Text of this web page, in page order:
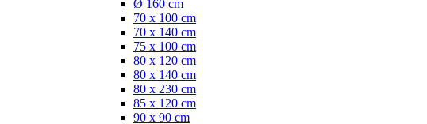
Ø 160 cm
70 x 100 cm
70 x 140 cm
75 x 100 cm
80 x 120 cm
80 x 140 cm
80 x 230 cm
85 x 120 cm
90 x 90 cm